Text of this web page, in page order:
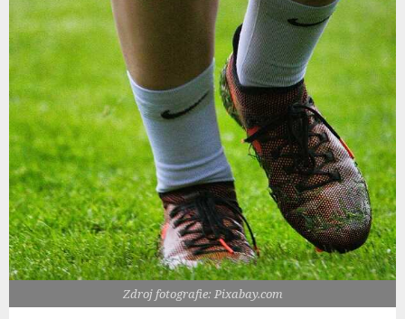
Zdroj fotografie: Pixabay.com